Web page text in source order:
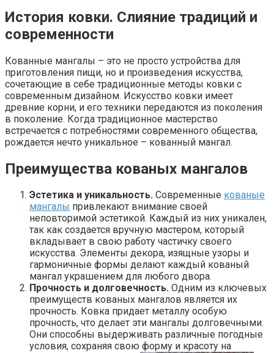
История ковки. Слияние традиций и
современности
Кованные мангалы – это не просто устройства для
приготовления пищи, но и произведения искусства,
сочетающие в себе традиционные методы ковки с
современным дизайном. Искусство ковки имеет
древние корни, и его техники передаются из поколения
в поколение. Когда традиционное мастерство
встречается с потребностями современного общества,
рождается нечто уникальное – кованный мангал.
Преимущества кованых мангалов
Эстетика и уникальность. Современные кованые
мангалы привлекают внимание своей
неповторимой эстетикой. Каждый из них уникален,
так как создается вручную мастером, который
вкладывает в свою работу частичку своего
искусства. Элементы декора, изящные узоры и
гармоничные формы делают каждый кованый
мангал украшением для любого двора.
Прочность и долговечность. Одним из ключевых
преимуществ кованых мангалов является их
прочность. Ковка придает металлу особую
прочность, что делает эти мангалы долговечными.
Они способны выдерживать различные погодные
условия, сохраняя свою форму и красоту на